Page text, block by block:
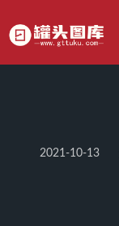
2021-10-13